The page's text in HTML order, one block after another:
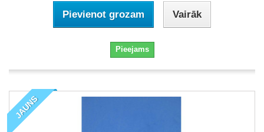
Pievienot grozam Vairāk
Pieejams
JAUNS